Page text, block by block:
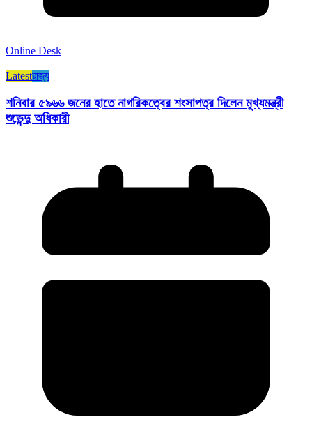
Online Desk
Latestরাজ্য​
শনিবার ৫৯৬৬ জনের হাতে নাগরিকত্বের শংসাপত্র দিলেন মুখ্যমন্ত্রী
শুভেন্দু অধিকারী